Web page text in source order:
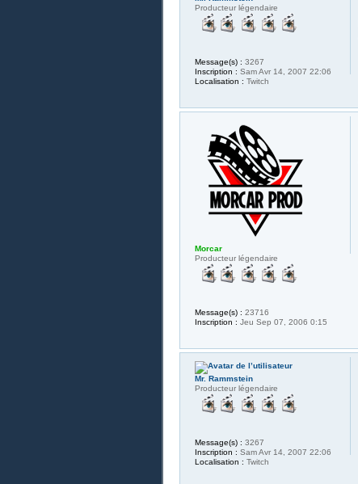
Producteur légendaire
Message(s) : 3267
Inscription : Sam Avr 14, 2007 22:06
Localisation : Twitch
Morcar
Producteur légendaire
Message(s) : 23716
Inscription : Jeu Sep 07, 2006 0:15
Mr. Rammstein
Producteur légendaire
Message(s) : 3267
Inscription : Sam Avr 14, 2007 22:06
Localisation : Twitch